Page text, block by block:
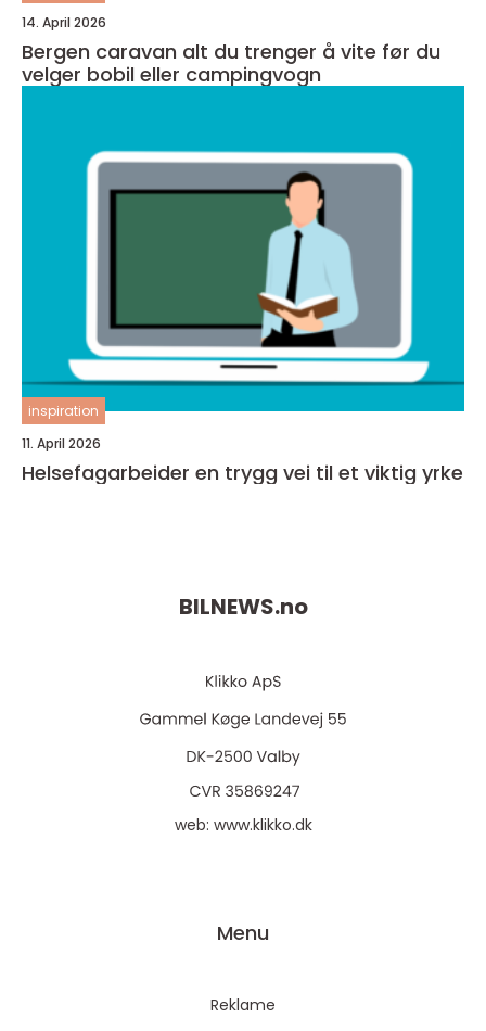
14. April 2026
Bergen caravan alt du trenger å vite før du
velger bobil eller campingvogn
inspiration
11. April 2026
Helsefagarbeider en trygg vei til et viktig yrke
BILNEWS.no
web: www.klikko.dk
Menu
Reklame